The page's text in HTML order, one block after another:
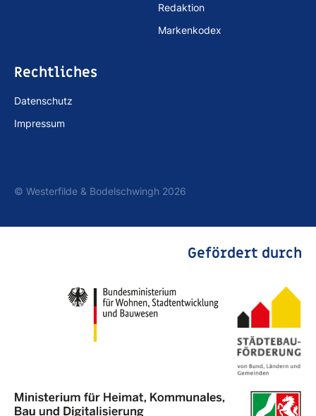
Redaktion
Markenkodex
Rechtliches
Datenschutz
Impressum
© Westerfilde & Bodelschwingh 2026
Gefördert durch